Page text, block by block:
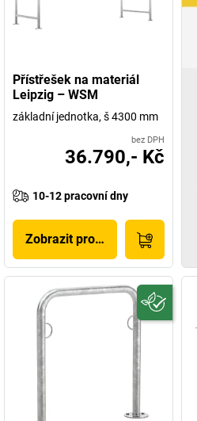
Přístřešek na materiál
Leipzig – WSM
základní jednotka, š 4300 mm
bez DPH
36.790,- Kč
10-12 pracovní dny
Zobrazit produkt